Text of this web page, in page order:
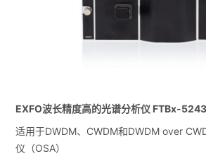
EXFO波长精度高的光谱分析仪 FTBx-
适用于DWDM、CWDM和DWDM over
仪（OSA）